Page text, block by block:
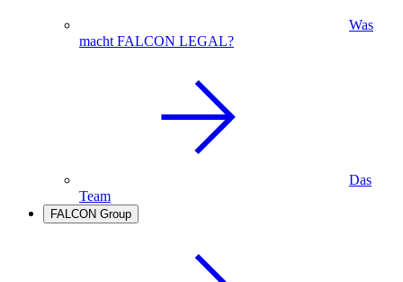
Was
macht FALCON LEGAL?
Das
Team
FALCON Group